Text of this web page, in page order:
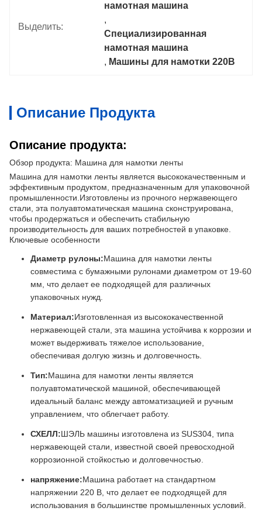
Выделить:
намотная машина
,
Специализированная
намотная машина
, Машины для намотки 220В
Описание Продукта
Описание продукта:
Обзор продукта: Машина для намотки ленты
Машина для намотки ленты является высококачественным и
эффективным продуктом, предназначенным для упаковочной
промышленности.Изготовлены из прочного нержавеющего
стали, эта полуавтоматическая машина сконструирована,
чтобы продержаться и обеспечить стабильную
производительность для ваших потребностей в упаковке.
Ключевые особенности
Диаметр рулоны:Машина для намотки ленты
совместима с бумажными рулонами диаметром от 19-60
мм, что делает ее подходящей для различных
упаковочных нужд.
Материал:Изготовленная из высококачественной
нержавеющей стали, эта машина устойчива к коррозии и
может выдерживать тяжелое использование,
обеспечивая долгую жизнь и долговечность.
Тип:Машина для намотки ленты является
полуавтоматической машиной, обеспечивающей
идеальный баланс между автоматизацией и ручным
управлением, что облегчает работу.
СХЕЛЛ:ШЭЛЬ машины изготовлена из SUS304, типа
нержавеющей стали, известной своей превосходной
коррозионной стойкостью и долговечностью.
напряжение:Машина работает на стандартном
напряжении 220 В, что делает ее подходящей для
использования в большинстве промышленных условий.